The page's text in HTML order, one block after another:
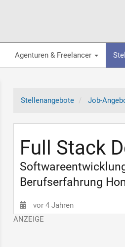
Agenturen & Freelancer
Stellenangebote Job-
Full Stack
Berufserfahrung
vor 4 Jahren